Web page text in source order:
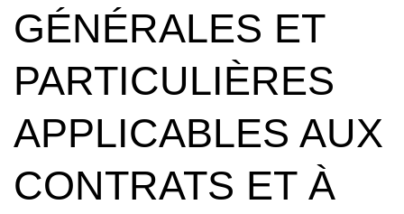
GÉNÉRALES ET
PARTICULIÈRES
APPLICABLES AUX
CONTRATS ET À